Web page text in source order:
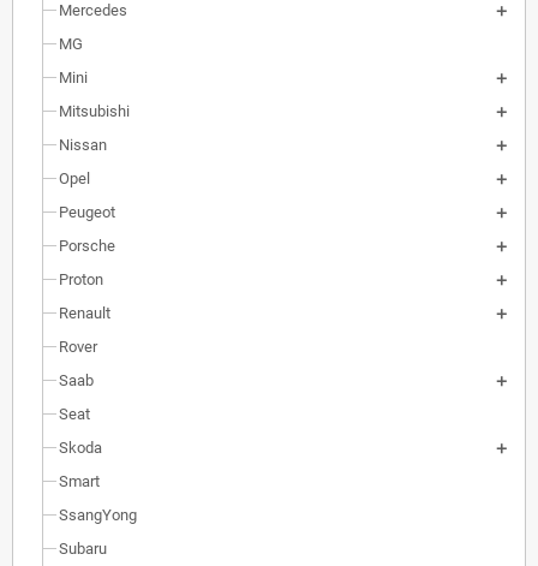
Mercedes
MG
Mini
Mitsubishi
Nissan
Opel
Peugeot
Porsche
Proton
Renault
Rover
Saab
Seat
Skoda
Smart
SsangYong
Subaru